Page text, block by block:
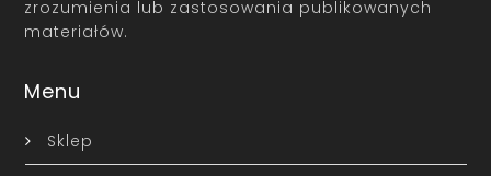
zrozumienia lub zastosowania publikowanych
materiałów.
Menu
Sklep